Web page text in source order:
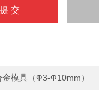
模具（Ф3-Ф10mm）